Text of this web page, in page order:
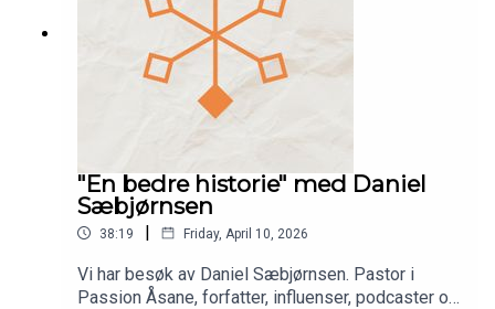
"En bedre historie" med Daniel
Sæbjørnsen
38:19 | Friday, April 10, 2026
Vi har besøk av Daniel Sæbjørnsen. Pastor i
Passion Åsane, forfatter, influenser, podcaster og